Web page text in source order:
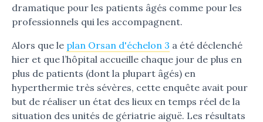
dramatique pour les patients âgés comme pour les
professionnels qui les accompagnent.
Alors que le plan Orsan d'échelon 3 a été déclenché
hier et que l’hôpital accueille chaque jour de plus en
plus de patients (dont la plupart âgés) en
hyperthermie très sévères, cette enquête avait pour
but de réaliser un état des lieux en temps réel de la
situation des unités de gériatrie aiguë. Les résultats